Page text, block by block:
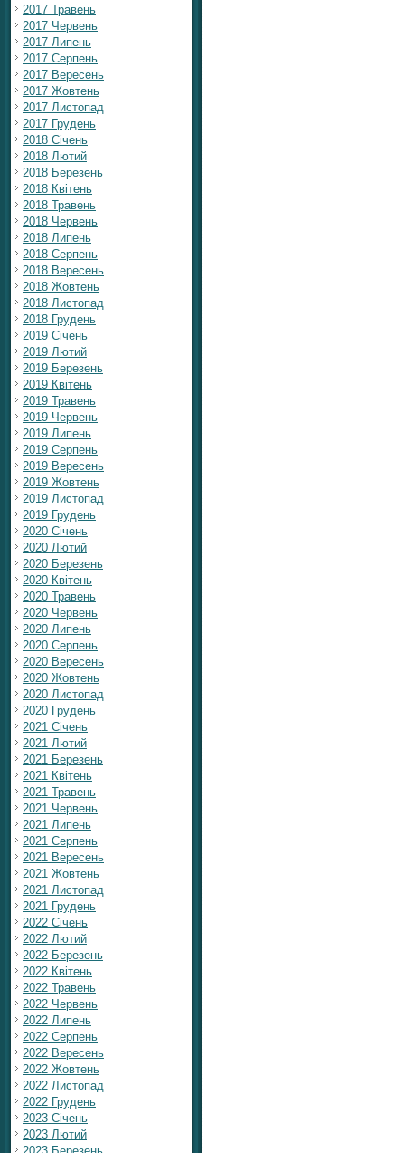
2017 Травень
2017 Червень
2017 Липень
2017 Серпень
2017 Вересень
2017 Жовтень
2017 Листопад
2017 Грудень
2018 Січень
2018 Лютий
2018 Березень
2018 Квітень
2018 Травень
2018 Червень
2018 Липень
2018 Серпень
2018 Вересень
2018 Жовтень
2018 Листопад
2018 Грудень
2019 Січень
2019 Лютий
2019 Березень
2019 Квітень
2019 Травень
2019 Червень
2019 Липень
2019 Серпень
2019 Вересень
2019 Жовтень
2019 Листопад
2019 Грудень
2020 Січень
2020 Лютий
2020 Березень
2020 Квітень
2020 Травень
2020 Червень
2020 Липень
2020 Серпень
2020 Вересень
2020 Жовтень
2020 Листопад
2020 Грудень
2021 Січень
2021 Лютий
2021 Березень
2021 Квітень
2021 Травень
2021 Червень
2021 Липень
2021 Серпень
2021 Вересень
2021 Жовтень
2021 Листопад
2021 Грудень
2022 Січень
2022 Лютий
2022 Березень
2022 Квітень
2022 Травень
2022 Червень
2022 Липень
2022 Серпень
2022 Вересень
2022 Жовтень
2022 Листопад
2022 Грудень
2023 Січень
2023 Лютий